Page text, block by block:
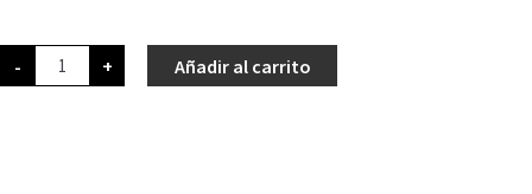
- + Añadir al carrito